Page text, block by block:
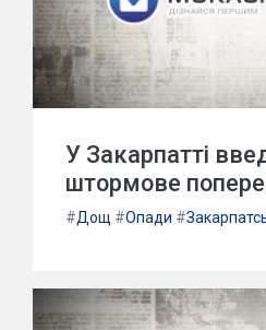
У Закарпатті
штормове
#Дощ #Опади #